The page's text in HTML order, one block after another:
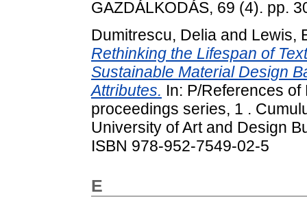
GAZDÁLKODÁS, 69 (4). pp.
Dumitrescu, Delia and Lewis,
Rethinking the Lifespan of
Sustainable Material Design
Attributes. In: P/References
proceedings series, 1 .
University of Art and Design
ISBN 978-952-7549-02-5
E